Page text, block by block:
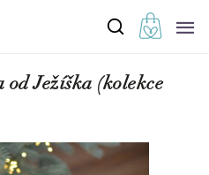
Ježíška (kolekce